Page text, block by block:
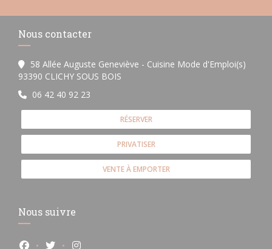
Nous contacter
58 Allée Auguste Geneviève - Cuisine Mode d'Emploi(s)
93390 CLICHY SOUS BOIS
06 42 40 92 23
RÉSERVER
PRIVATISER
VENTE À EMPORTER
Nous suivre